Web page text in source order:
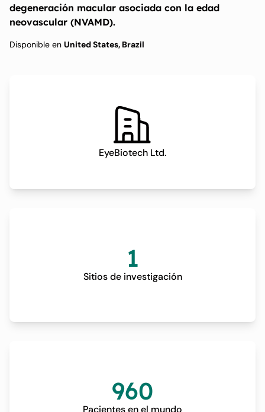
degeneración macular asociada con la edad
neovascular (NVAMD).
Disponible en United States, Brazil
EyeBiotech Ltd.
1
Sitios de investigación
960
Pacientes en el mundo